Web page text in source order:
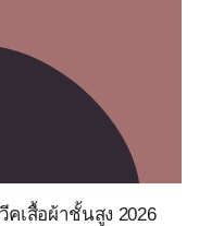
เสื้อผ้าชั้นสูง 2026